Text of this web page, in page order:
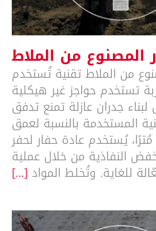
المصنوع من الملاط
من الملاط تقنية تُستخدم
تستخدم حواجز غير هيكلية
جدران عازلة تمنع تدفق
المستخدمة بالنسبة لعمق
أقل من 20 مُترًا، يُستخدم عادة حفار لحفر
النفاذية من خلال عملية
للغاية. وتُخلط المواد [...]